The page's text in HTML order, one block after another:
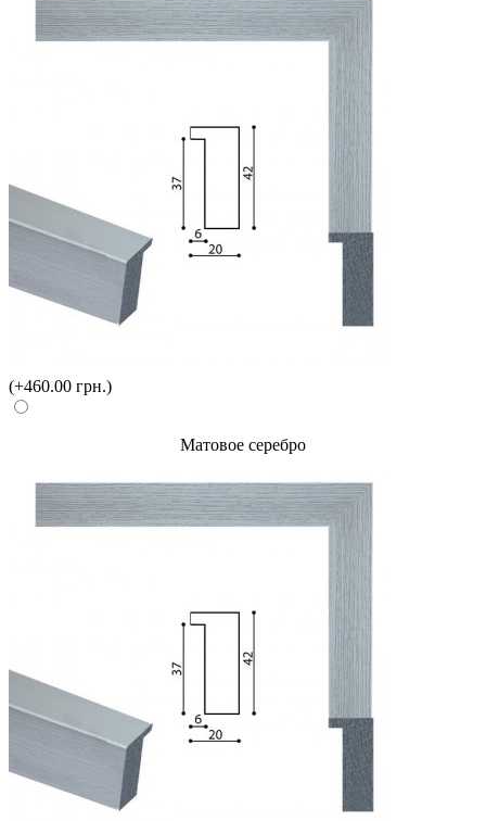
(+460.00 грн.)
Матовое серебро